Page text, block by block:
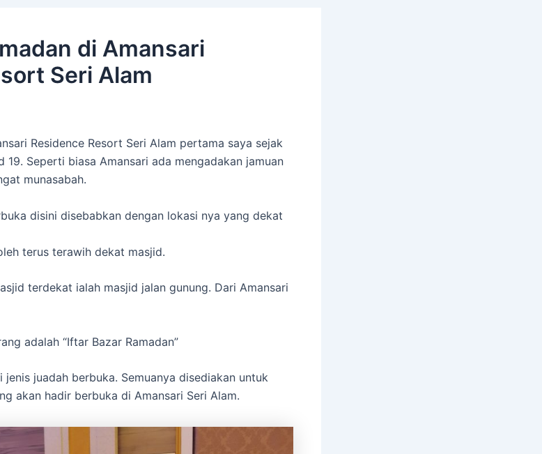
di Amansari
Seri Alam
Residence Resort Seri Alam pertama saya sejak
19. Seperti biasa Amansari ada mengadakan jamuan
munasabah.
disini disebabkan dengan lokasi nya yang dekat
terus terawih dekat masjid.
terdekat ialah masjid jalan gunung. Dari Amansari
adalah “Iftar Bazar Ramadan”
jenis juadah berbuka. Semuanya disediakan untuk
akan hadir berbuka di Amansari Seri Alam.